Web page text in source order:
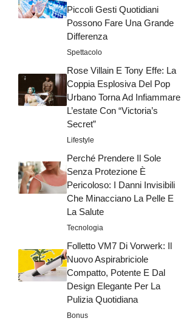
Piccoli Gesti Quotidiani
Possono Fare Una Grande
Differenza
Spettacolo
Rose Villain E Tony Effe: La
Coppia Esplosiva Del Pop
Urbano Torna Ad Infiammare
L’estate Con “Victoria’s
Secret”
Lifestyle
Perché Prendere Il Sole
Senza Protezione È
Pericoloso: I Danni Invisibili
Che Minacciano La Pelle E
La Salute
Tecnologia
Folletto VM7 Di Vorwerk: Il
Nuovo Aspirabriciole
Compatto, Potente E Dal
Design Elegante Per La
Pulizia Quotidiana
Bonus